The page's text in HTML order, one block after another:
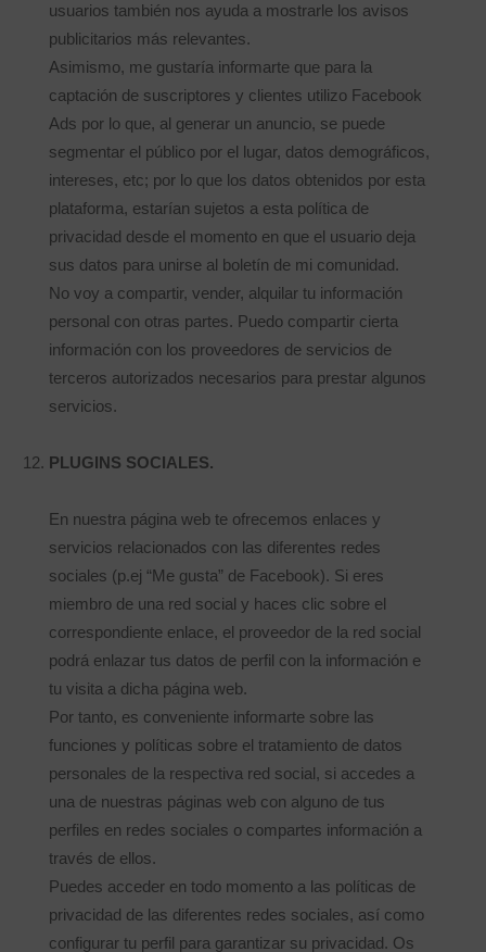
usuarios también nos ayuda a mostrarle los avisos
publicitarios más relevantes.
Asimismo, me gustaría informarte que para la
captación de suscriptores y clientes utilizo Facebook
Ads por lo que, al generar un anuncio, se puede
segmentar el público por el lugar, datos demográficos,
intereses, etc; por lo que los datos obtenidos por esta
plataforma, estarían sujetos a esta política de
privacidad desde el momento en que el usuario deja
sus datos para unirse al boletín de mi comunidad.
No voy a compartir, vender, alquilar tu información
personal con otras partes. Puedo compartir cierta
información con los proveedores de servicios de
terceros autorizados necesarios para prestar algunos
servicios.
PLUGINS SOCIALES.
En nuestra página web te ofrecemos enlaces y
servicios relacionados con las diferentes redes
sociales (p.ej “Me gusta” de Facebook). Si eres
miembro de una red social y haces clic sobre el
correspondiente enlace, el proveedor de la red social
podrá enlazar tus datos de perfil con la información e
tu visita a dicha página web.
Por tanto, es conveniente informarte sobre las
funciones y políticas sobre el tratamiento de datos
personales de la respectiva red social, si accedes a
una de nuestras páginas web con alguno de tus
perfiles en redes sociales o compartes información a
través de ellos.
Puedes acceder en todo momento a las políticas de
privacidad de las diferentes redes sociales, así como
configurar tu perfil para garantizar su privacidad. Os